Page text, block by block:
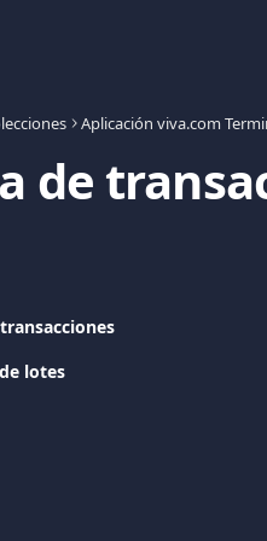
Aplicación viva.com
de
lotes